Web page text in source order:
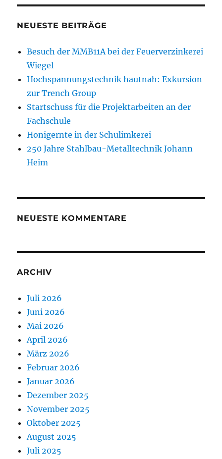
NEUESTE BEITRÄGE
Besuch der MMB11A bei der Feuerverzinkerei
Wiegel
Hochspannungstechnik hautnah: Exkursion
zur Trench Group
Startschuss für die Projektarbeiten an der
Fachschule
Honigernte in der Schulimkerei
250 Jahre Stahlbau-Metalltechnik Johann
Heim
NEUESTE KOMMENTARE
ARCHIV
Juli 2026
Juni 2026
Mai 2026
April 2026
März 2026
Februar 2026
Januar 2026
Dezember 2025
November 2025
Oktober 2025
August 2025
Juli 2025